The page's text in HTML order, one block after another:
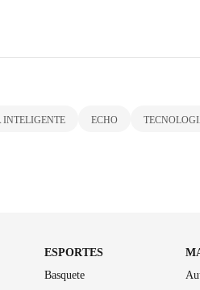
INTELIGENTE ECHO
ESPORTES
Basquete